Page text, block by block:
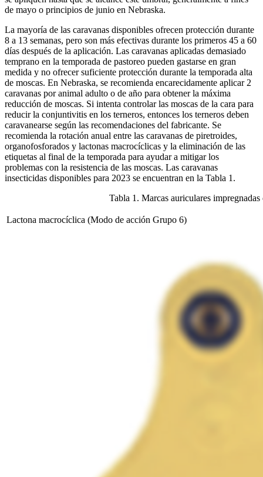
de mayo o principios de junio en Nebraska.
La mayoría de las caravanas disponibles ofrecen protección durante
8 a 13 semanas, pero son más efectivas durante los primeros 45 a 60
días después de la aplicación. Las caravanas aplicadas demasiado
temprano en la temporada de pastoreo pueden gastarse en gran
medida y no ofrecer suficiente protección durante la temporada alta
de moscas. En Nebraska, se recomienda encarecidamente aplicar 2
caravanas por animal adulto o de año para obtener la máxima
reducción de moscas. Si intenta controlar las moscas de la cara para
reducir la conjuntivitis en los terneros, entonces los terneros deben
caravanearse según las recomendaciones del fabricante. Se
recomienda la rotación anual entre las caravanas de piretroides,
organofosforados y lactonas macrocíclicas y la eliminación de las
etiquetas al final de la temporada para ayudar a mitigar los
problemas con la resistencia de las moscas. Las caravanas
insecticidas disponibles para 2023 se encuentran en la Tabla 1.
Tabla 1. Marcas auriculares
Lactona macrocíclica (Modo de acción Grupo 6)